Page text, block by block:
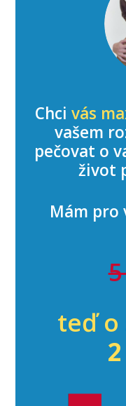
Chci vás
vašem
pečovat o
život
Mám pro
teď o